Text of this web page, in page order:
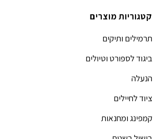
קטגוריות מוצרים
תרמילים ותיקים
ביגוד לספורט וטיולים
הנעלה
ציוד לחיילים
קמפינג ומחנאות